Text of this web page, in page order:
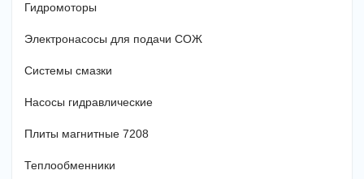
Гидромоторы
Электронасосы для подачи СОЖ
Системы смазки
Насосы гидравлические
Плиты магнитные 7208
Теплообменники